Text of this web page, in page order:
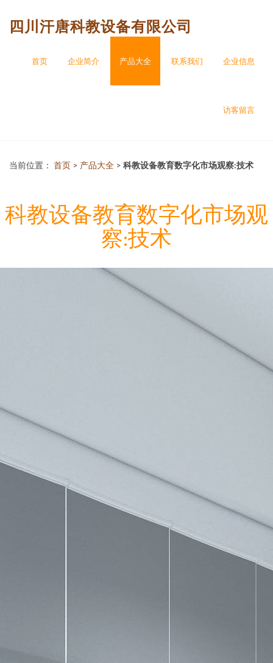
四川汗唐科教设备有限公司
首页 企业简介 产品大全 联系我们 企业信息
访客留言
当前位置： 首页 > 产品大全 > 科教设备教育数字化市场观察:技术
科教设备教育数字化市场观
察:技术